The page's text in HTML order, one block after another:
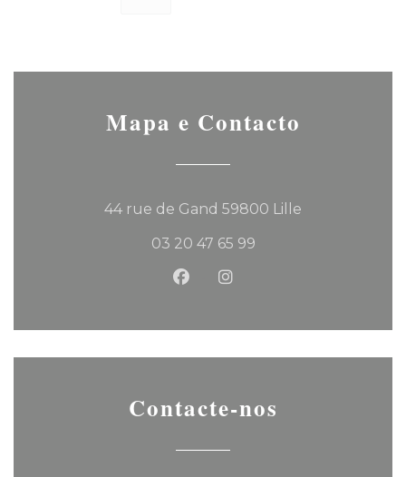
Mapa e Contacto
44 rue de Gand 59800 Lille
03 20 47 65 99
Facebook ((abre numa
Instagram ((abre
Contacte-nos